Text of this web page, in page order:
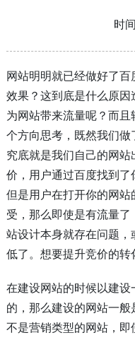
时
网站明明就已经做好了
效果？这到底是什么原
为网站带来流量呢？而
个方向思考，既然我们
究底就是我们自己的网
价，用户通过百度找到了
但是用户在打开你的网
受，那么即使是有流量
站设计本身就存在问题
低了。想要提升竞价的转
在建设网站的时候以建
的，那么建设的网站一
不是营销类型的网站，